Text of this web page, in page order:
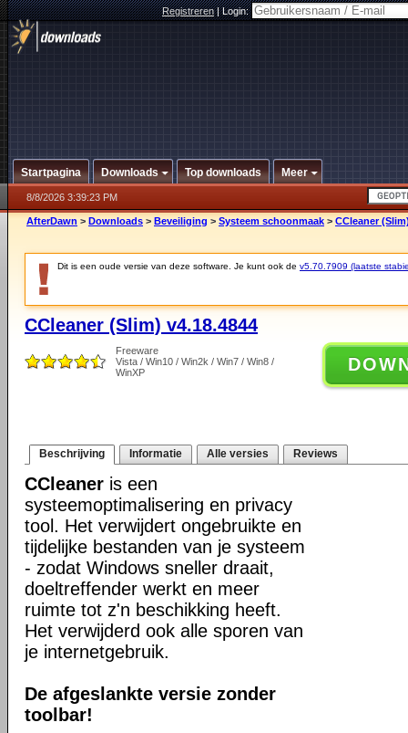
Registreren|Login:
Startpagina Downloads Top downloads Meer
8/8/2026 3:39:23 PM
AfterDawn > Downloads > Beveiliging > Systeem schoonmaak > CCleaner
Dit is een oude versie van deze software. Je kunt ook de v5.70.7909 (laatste
CCleaner (Slim) v4.18.4844
Freeware
Vista / Win10 / Win2k / Win7 / Win8 /
WinXP
Beschrijving Informatie Alle versies Reviews
CCleaner is een
systeemoptimalisering en privacy
tool. Het verwijdert ongebruikte en
tijdelijke bestanden van je systeem
- zodat Windows sneller draait,
doeltreffender werkt en meer
ruimte tot z'n beschikking heeft.
Het verwijderd ook alle sporen van
je internetgebruik.
De afgeslankte versie zonder
toolbar!